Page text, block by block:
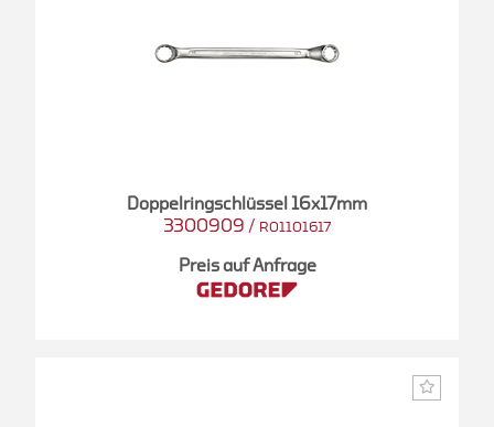
Doppelringschlüssel 16x17mm
3300909 / R01101617
Preis auf Anfrage